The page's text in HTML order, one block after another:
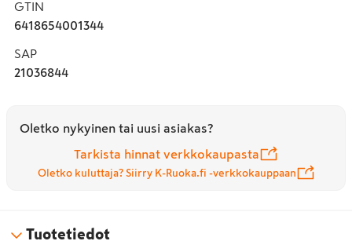
GTIN
6418654001344
SAP
21036844
Oletko nykyinen tai uusi asiakas?
Tarkista hinnat verkkokaupasta
Oletko kuluttaja? Siirry K-Ruoka.fi -verkkokauppaan
Tuotetiedot